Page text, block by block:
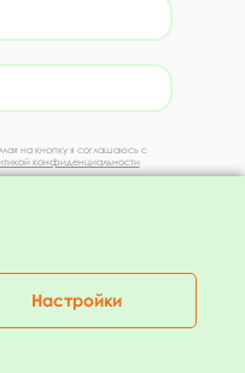
на кнопку я соглашаюсь с
конфиденциальности
Настройки